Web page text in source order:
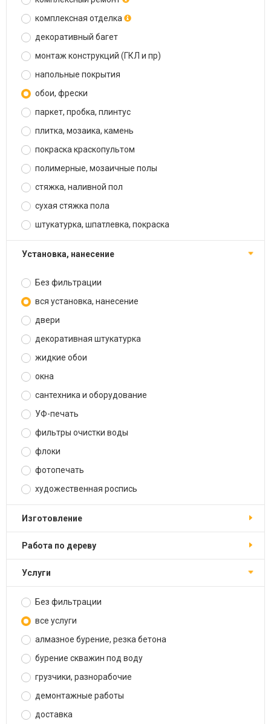
комплексная отделка
декоративный багет
монтаж конструкций (ГКЛ и пр)
напольные покрытия
обои, фрески
паркет, пробка, плинтус
плитка, мозаика, камень
покраска краскопультом
полимерные, мозаичные полы
стяжка, наливной пол
сухая стяжка пола
штукатурка, шпатлевка, покраска
установка, нанесение
Без фильтрации
вся установка, нанесение
двери
декоративная штукатурка
жидкие обои
окна
сантехника и оборудование
УФ-печать
фильтры очистки воды
флоки
фотопечать
художественная роспись
изготовление
работа по дереву
услуги
Без фильтрации
все услуги
алмазное бурение, резка бетона
бурение скважин под воду
грузчики, разнорабочие
демонтажные работы
доставка